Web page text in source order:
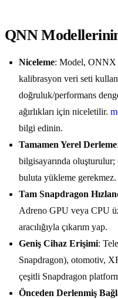
QNN
Niceleme: Model, ONNX
kalibrasyon veri seti
doğruluk/performans
ağırlıkları için niceletilir.
bilgi edinin.
Tamamen Yerel Derleme
bilgisayarında oluşturulur;
buluta yükleme gerekmez.
Tam Snapdragon
Adreno GPU veya CPU
aracılığıyla çıkarım yap.
Geniş Cihaz Erişimi:
Snapdragon), otomotiv,
çeşitli Snapdragon
Önceden Derlenmiş